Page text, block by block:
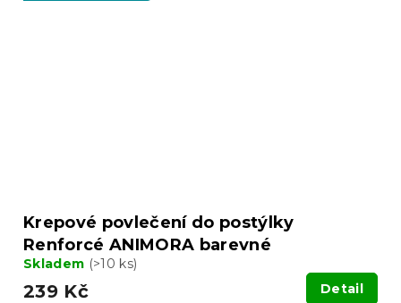
Krepové povlečení do postýlky
Renforcé ANIMORA barevné
Skladem (>10 ks)
239 Kč Detail